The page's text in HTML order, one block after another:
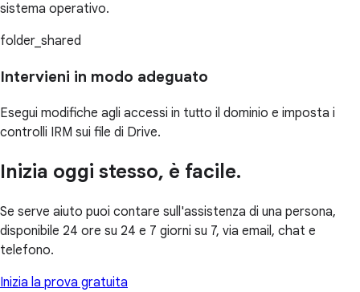
sistema operativo.
folder_shared
Intervieni in modo adeguato
Esegui modifiche agli accessi in tutto il dominio e imposta i
controlli IRM sui file di Drive.
Inizia oggi stesso, è facile.
Se serve aiuto puoi contare sull'assistenza di una persona,
disponibile 24 ore su 24 e 7 giorni su 7, via email, chat e
telefono.
Inizia la prova gratuita